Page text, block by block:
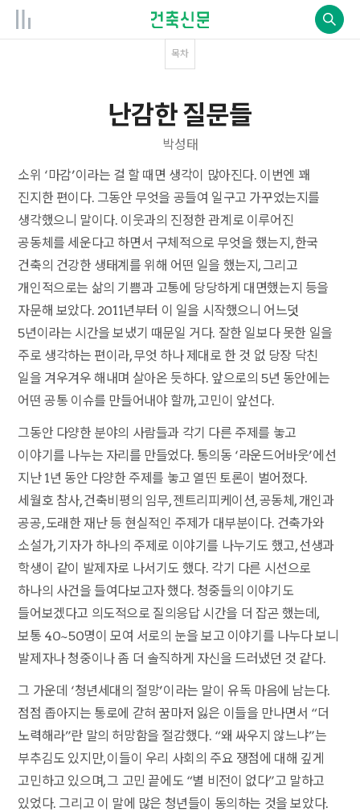
목차
난감한 질문들
박성태
소위 ‘마감’이라는 걸 할 때면 생각이 많아진다. 이번엔 꽤
진지한 편이다. 그동안 무엇을 공들여 일구고 가꾸었는지를
생각했으니 말이다. 이웃과의 진정한 관계로 이루어진
공동체를 세운다고 하면서 구체적으로 무엇을 했는지, 한국
건축의 건강한 생태계를 위해 어떤 일을 했는지, 그리고
개인적으로는 삶의 기쁨과 고통에 당당하게 대면했는지 등을
자문해 보았다. 2011년부터 이 일을 시작했으니 어느덧
5년이라는 시간을 보냈기 때문일 거다. 잘한 일보다 못한 일을
주로 생각하는 편이라, 무엇 하나 제대로 한 것 없 당장 닥친
일을 겨우겨우 해내며 살아온 듯하다. 앞으로의 5년 동안에는
어떤 공통 이슈를 만들어내야 할까, 고민이 앞선다.
그동안 다양한 분야의 사람들과 각기 다른 주제를 놓고
이야기를 나누는 자리를 만들었다. 통의동 ‘라운드어바웃’에선
지난 1년 동안 다양한 주제를 놓고 열띤 토론이 벌어졌다.
세월호 참사, 건축비평의 임무, 젠트리피케이션, 공동체, 개인과
공공, 도래한 재난 등 현실적인 주제가 대부분이다. 건축가와
소설가, 기자가 하나의 주제로 이야기를 나누기도 했고, 선생과
학생이 같이 발제자로 나서기도 했다. 각기 다른 시선으로
하나의 사건을 들여다보고자 했다. 청중들의 이야기도
들어보겠다고 의도적으로 질의응답 시간을 더 잡곤 했는데,
보통 40~50명이 모여 서로의 눈을 보고 이야기를 나누다 보니
발제자나 청중이나 좀 더 솔직하게 자신을 드러냈던 것 같다.
그 가운데 ‘청년세대의 절망’이라는 말이 유독 마음에 남는다.
점점 좁아지는 통로에 갇혀 꿈마저 잃은 이들을 만나면서 “더
노력해라”란 말의 허망함을 절감했다. “왜 싸우지 않느냐”는
부추김도 있지만, 이들이 우리 사회의 주요 쟁점에 대해 깊게
고민하고 있으며, 그 고민 끝에도 “별 비전이 없다”고 말하고
있었다. 그리고 이 말에 많은 청년들이 동의하는 것을 보았다.